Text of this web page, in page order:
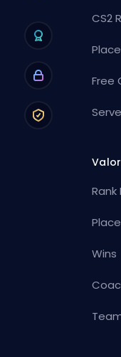
CS2
Free
Wins